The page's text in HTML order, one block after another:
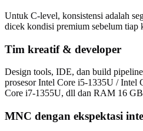
Untuk C-level, konsistensi adalah
dicek kondisi premium sebelum tiap
Tim kreatif & developer
Design tools, IDE, dan build
prosesor Intel Core i5-1335U / Intel
Core i7-1355U, dll dan RAM 16
MNC dengan ekspektasi